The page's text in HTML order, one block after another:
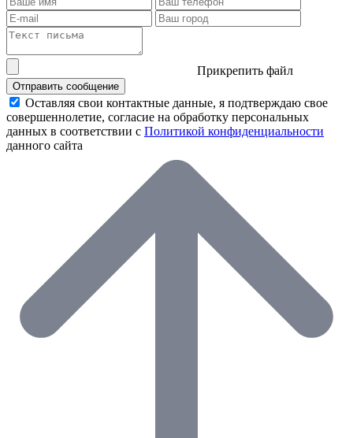
Прикрепить файл
Отправить сообщение
Оставляя свои контактные данные, я подтверждаю свое
совершеннолетие, согласие на обработку персональных
данных в соответствии с Политикой конфиденциальности
данного сайта